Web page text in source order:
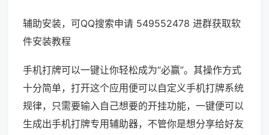
辅助安装，可QQ搜索申请 549552478 进群获取软
件安装教程
手机打牌可以一键让你轻松成为“必赢”。其操作方式
十分简单，打开这个应用便可以自定义手机打牌系统
规律，只需要输入自己想要的开挂功能，一键便可以
生成出手机打牌专用辅助器，不管你是想分享给好友